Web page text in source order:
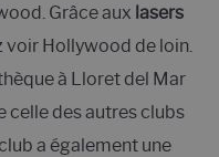
Grâce aux lasers
voir Hollywood de loin.
à Lloret del Mar
des autres clubs
a également une